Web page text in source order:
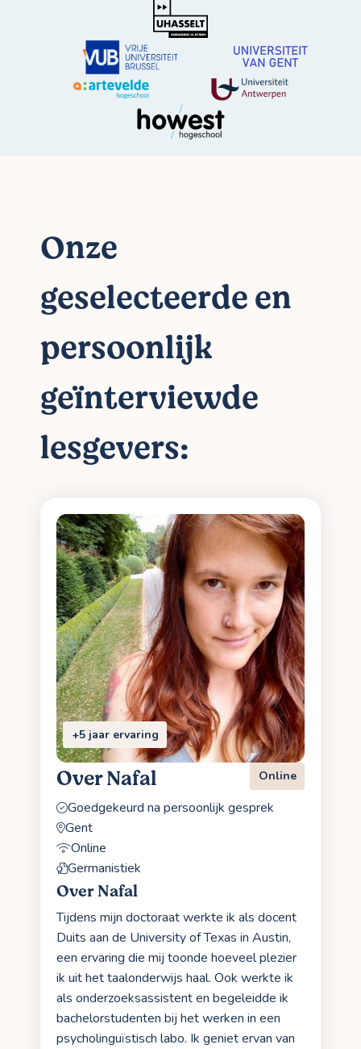
Onze
geselecteerde en
persoonlijk
geïnterviewde
lesgevers:
+5 jaar ervaring
Over Nafal Online
Goedgekeurd na persoonlijk gesprek
Gent
Online
Germanistiek
Over Nafal
Tijdens mijn doctoraat werkte ik als docent
Duits aan de University of Texas in Austin,
een ervaring die mij toonde hoeveel plezier
ik uit het taalonderwijs haal. Ook werkte ik
als onderzoeksassistent en begeleidde ik
bachelorstudenten bij het werken in een
psycholinguïstisch labo. Ik geniet ervan van